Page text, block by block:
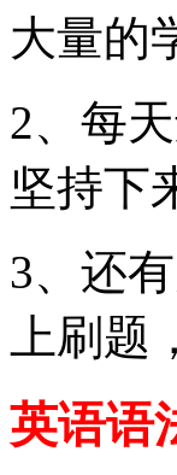
大量的
2、每
坚持下
3、还
上刷
英语语